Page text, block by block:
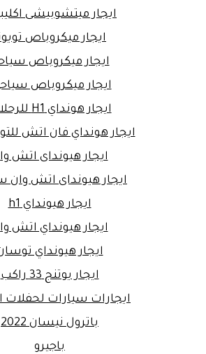
ايجار ميتشوبيشى
ايجار ميكروباص
ايجار ميكروباص
ايجار ميكروباص
ايجار هونداي H1 للرحلات
ايجار هونداي فان اتش
ايجار هيونداى اتش
ايجار هيونداى اتش وان
ايجار هيونداي h1
ايجار هيونداي اتش
ايجار هيونداي
ايجار يوتنج 33 راكب
ايجارات سيارات لحفلات
باترول نيسان 2022
باجيرو